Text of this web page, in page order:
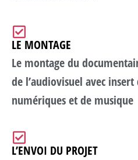
LE MONTAGE
Le montage du
de l’audiovisuel avec
numériques et de musique
L’ENVOI DU PROJET